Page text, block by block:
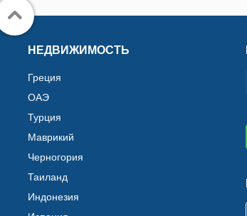
НЕДВИЖИМОСТЬ
Греция
ОАЭ
Турция
Маврикий
Черногория
Таиланд
Индонезия